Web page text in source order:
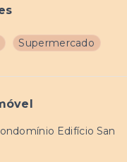
Supermercado
Edifício San